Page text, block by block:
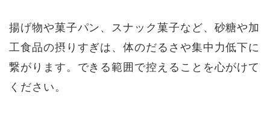
揚げ物や菓子パン、スナック菓子など、砂糖や加
工食品の摂りすぎは、体のだるさや集中力低下に
繋がります。できる範囲で控えることを心がけて
ください。